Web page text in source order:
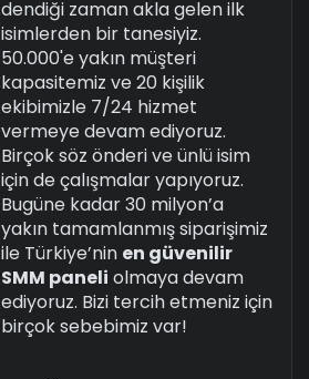
dendiği zaman akla gelen ilk
isimlerden bir tanesiyiz.
50.000'e yakın müşteri
kapasitemiz ve 20 kişilik
ekibimizle 7/24 hizmet
vermeye devam ediyoruz.
Birçok söz önderi ve ünlü isim
için de çalışmalar yapıyoruz.
Bugüne kadar 30 milyon’a
yakın tamamlanmış siparişimiz
ile Türkiye’nin en güvenilir
SMM paneli olmaya devam
ediyoruz. Bizi tercih etmeniz için
birçok sebebimiz var!